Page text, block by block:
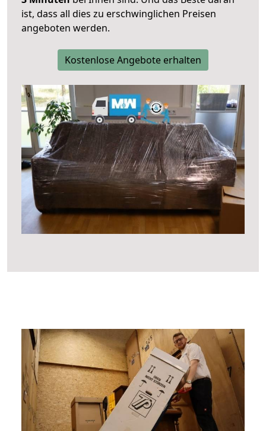
ist, dass all dies zu erschwinglichen Preisen
angeboten werden.
Kostenlose Angebote erhalten